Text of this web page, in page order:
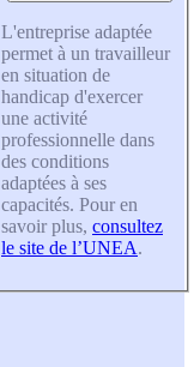
L'entreprise adaptée
permet à un travailleur
en situation de
handicap d'exercer
une activité
professionnelle dans
des conditions
adaptées à ses
capacités. Pour en
savoir plus, consultez
le site de l’UNEA.